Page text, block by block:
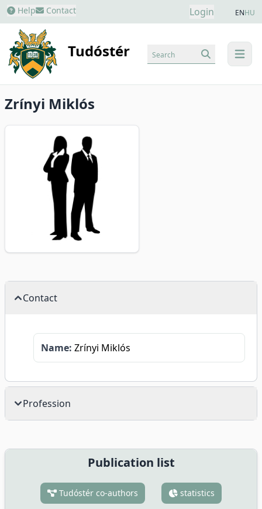
Help Contact Login ENHU
Tudóstér menu
Search
Zrínyi Miklós
Contact
Name: Zrínyi Miklós
Profession
Publication list
Tudóstér co-authors statistics